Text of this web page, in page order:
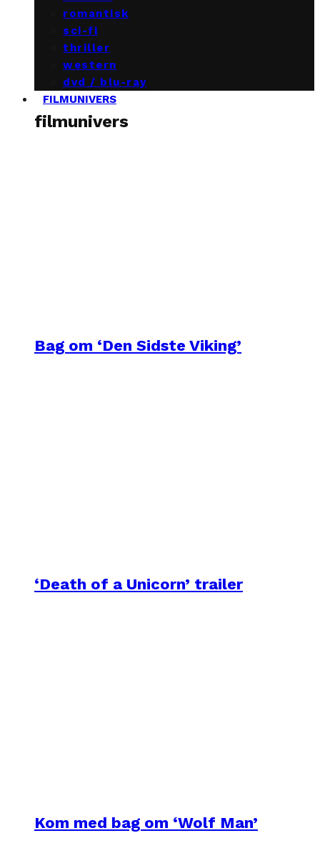
romantisk
sci-fi
thriller
western
dvd / blu-ray
FILMUNIVERS
filmunivers
Bag om ‘Den Sidste Viking’
‘Death of a Unicorn’ trailer
Kom med bag om ‘Wolf Man’